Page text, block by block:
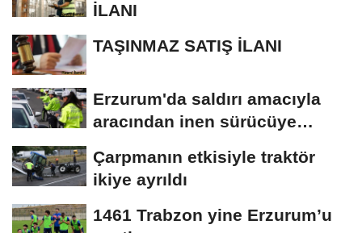
İLANI
TAŞINMAZ SATIŞ İLANI
Erzurum'da saldırı amacıyla
aracından inen sürücüye
Çarpmanın etkisiyle traktör
ikiye ayrıldı
1461 Trabzon yine Erzurum’u